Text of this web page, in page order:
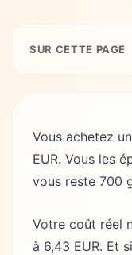
SUR CETTE PAGE
Vous achetez
EUR. Vous les
vous reste 700
Votre coût réel
à 6,43 EUR. Et